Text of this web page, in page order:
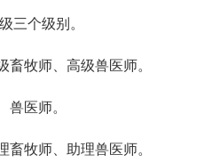
三个级别。
畜牧师、高级兽医师。
兽医师。
牧师、助理兽医师。